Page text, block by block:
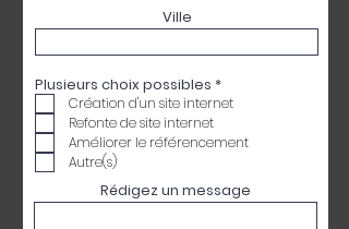
Ville
Plusieurs choix possibles *O
b
l
g
o
i
Création d'un site internet
Refonte de site internet
Améliorer le référencement
Autre(s)
Rédigez un message